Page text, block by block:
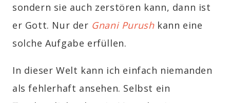
sondern sie auch zerstören kann, dann ist
er Gott. Nur der Gnani Purushkann eine
solche Aufgabe erfüllen.
In dieser Welt kann ich einfach niemanden
als fehlerhaft ansehen. Selbst ein